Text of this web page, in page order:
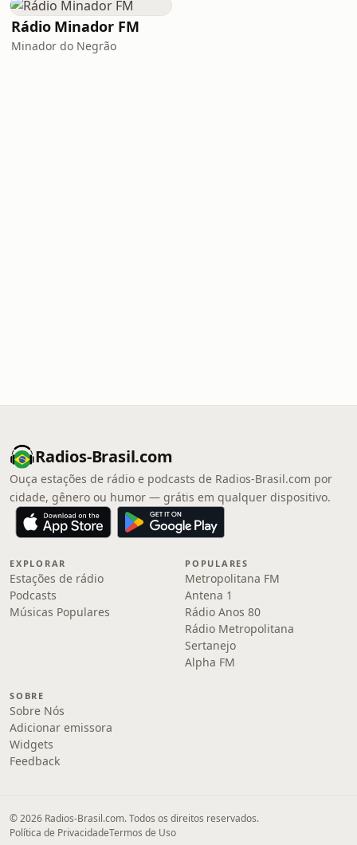
Rádio Minador FM
Minador do Negrão
Radios-Brasil.com
Ouça estações de rádio e podcasts de Radios-Brasil.com por
cidade, gênero ou humor — grátis em qualquer dispositivo.
EXPLORAR
Estações de rádio
Podcasts
Músicas Populares
POPULARES
Metropolitana FM
Antena 1
Rádio Anos 80
Rádio Metropolitana
Sertanejo
Alpha FM
SOBRE
Sobre Nós
Adicionar emissora
Widgets
Feedback
© 2026 Radios-Brasil.com. Todos os direitos reservados.
Política de PrivacidadeTermos de Uso